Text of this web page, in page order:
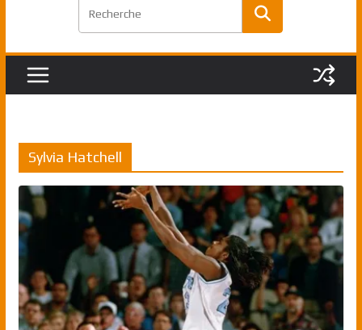
Pau Gasol dans l’histoire en 2002 :
premier européen sacré Rookie de
Rudy Gobert, deuxième Français élu
Sylvia Hatchell